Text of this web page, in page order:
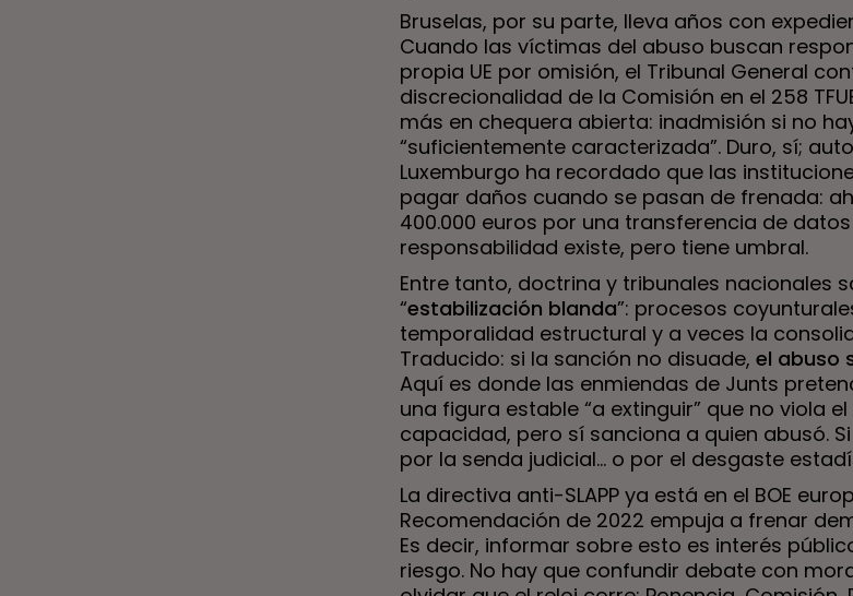
Bruselas, por su parte, lleva años con
Cuando las víctimas del abuso buscan
propia UE por omisión, el Tribunal General
discrecionalidad de la Comisión en el 258
más en chequera abierta: inadmisión si no
“suficientemente caracterizada”. Duro, sí;
Luxemburgo ha recordado que las
pagar daños cuando se pasan de frenada:
400.000 euros por una transferencia de datos
responsabilidad existe, pero tiene umbral.
Entre tanto, doctrina y tribunales nacionales
“estabilización blanda”: procesos
temporalidad estructural y a veces la
Traducido: si la sanción no disuade, el abuso
Aquí es donde las enmiendas de Junts
una figura estable “a extinguir” que no viola
capacidad, pero sí sanciona a quien abusó.
por la senda judicial… o por el desgaste
La directiva anti-SLAPP ya está en el BOE
Recomendación de 2022 empuja a frenar
Es decir, informar sobre esto es interés
riesgo. No hay que confundir debate con